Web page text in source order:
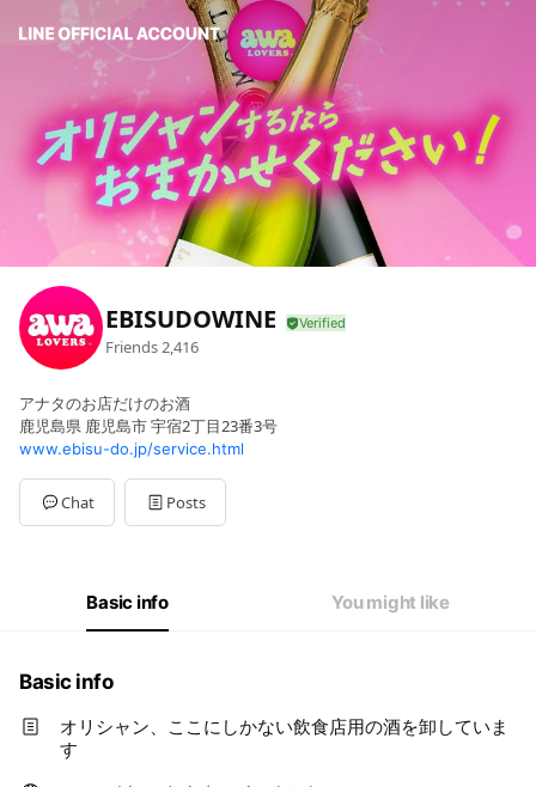
EBISUDOWINE
Friends2,416
アナタのお店だけのお酒
鹿児島県 鹿児島市 宇宿2丁目23番3号
www.ebisu-do.jp/service.html
Chat Posts
Basic info You might like
Basic info
オリシャン、ここにしかない飲食店用の酒を卸していま
す